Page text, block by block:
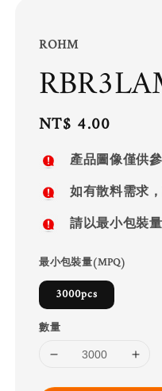
ROHM
Regular
price
NT$ 4.00
產品圖像僅供
如有散料需求
請以最小包裝
最小包裝量(MPQ)
3000pcs
數量